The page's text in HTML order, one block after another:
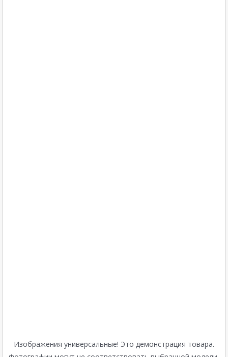
Изображения универсальные! Это демонстрация товара.